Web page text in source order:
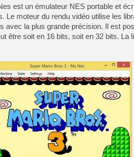
[GK]
[LS]
[GK]
[GK]
[GK]
[GK]
[GK]
[GK]
est un émulateur NES portable et
Le moteur du rendu vidéo utilise les
avec la plus grande précision. Il est
être soit en 16 bits, soit en 32 bits.